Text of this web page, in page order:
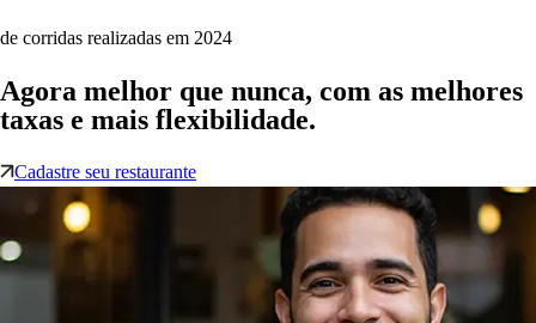
de corridas realizadas em 2024
Agora melhor que nunca, com as melhores
taxas e mais flexibilidade.
Cadastre seu restaurante